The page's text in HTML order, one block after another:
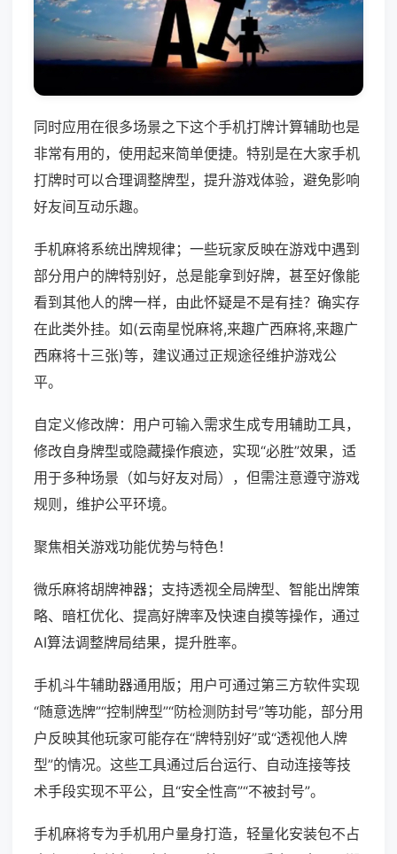
同时应用在很多场景之下这个手机打牌计算辅助也是
非常有用的，使用起来简单便捷。特别是在大家手机
打牌时可以合理调整牌型，提升游戏体验，避免影响
好友间互动乐趣。
手机麻将系统出牌规律；一些玩家反映在游戏中遇到
部分用户的牌特别好，总是能拿到好牌，甚至好像能
看到其他人的牌一样，由此怀疑是不是有挂？确实存
在此类外挂。如(云南星悦麻将,来趣广西麻将,来趣广
西麻将十三张)等，建议通过正规途径维护游戏公
平。
自定义修改牌：用户可输入需求生成专用辅助工具，
修改自身牌型或隐藏操作痕迹，实现“必胜”效果，适
用于多种场景（如与好友对局），但需注意遵守游戏
规则，维护公平环境。
聚焦相关游戏功能优势与特色！
微乐麻将胡牌神器；支持透视全局牌型、智能出牌策
略、暗杠优化、提高好牌率及快速自摸等操作，通过
AI算法调整牌局结果，提升胜率。
手机斗牛辅助器通用版；用户可通过第三方软件实现
“随意选牌”“控制牌型”“防检测防封号”等功能，部分用
户反映其他玩家可能存在“牌特别好”或“透视他人牌
型”的情况。这些工具通过后台运行、自动连接等技
术手段实现不平公，且“安全性高”“不被封号”。
手机麻将专为手机用户量身打造，轻量化安装包不占